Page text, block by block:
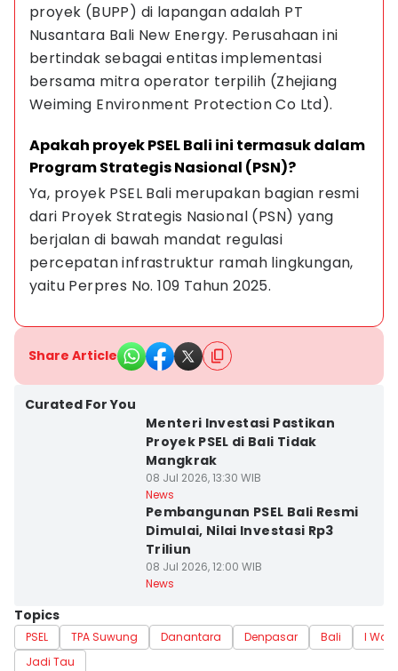
proyek (BUPP) di lapangan adalah PT
Nusantara Bali New Energy. Perusahaan ini
bertindak sebagai entitas implementasi
bersama mitra operator terpilih (Zhejiang
Weiming Environment Protection Co Ltd).
Apakah proyek PSEL Bali ini termasuk dalam
Program Strategis Nasional (PSN)?
Ya, proyek PSEL Bali merupakan bagian resmi
dari Proyek Strategis Nasional (PSN) yang
berjalan di bawah mandat regulasi
percepatan infrastruktur ramah lingkungan,
yaitu Perpres No. 109 Tahun 2025.
Share Article
Curated For You
Menteri Investasi Pastikan
Proyek PSEL di Bali Tidak
Mangkrak
08 Jul 2026, 13:30 WIB
News
Pembangunan PSEL Bali Resmi
Dimulai, Nilai Investasi Rp3
Triliun
08 Jul 2026, 12:00 WIB
News
Topics
PSEL TPA Suwung Danantara Denpasar Bali
I
Jadi Tau